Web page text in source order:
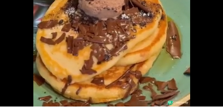
Loaded:
100.00%